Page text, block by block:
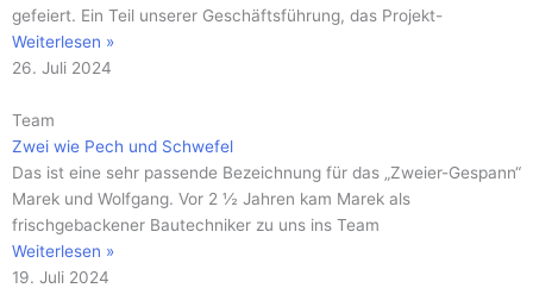
gefeiert. Ein Teil unserer Geschäftsführung, das Projekt-
Weiterlesen »
26. Juli 2024
Team
Zwei wie Pech und Schwefel
Das ist eine sehr passende Bezeichnung für das „Zweier-Gespann“
Marek und Wolfgang. Vor 2 ½ Jahren kam Marek als
frischgebackener Bautechniker zu uns ins Team
Weiterlesen »
19. Juli 2024